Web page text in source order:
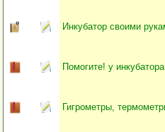
Инкубатор своими
Помогите! у
Гигрометры,